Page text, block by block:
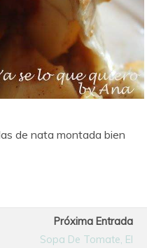
de nata montada bien
Próxima Entrada
Sopa De Tomate, El